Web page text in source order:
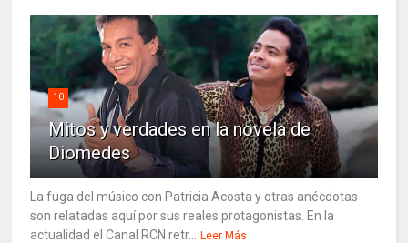
10
Mitos y verdades en la novela de
Diomedes
La fuga del músico con Patricia Acosta y otras anécdotas
son relatadas aquí por sus reales protagonistas. En la
actualidad el Canal RCN retr...
Leer Más